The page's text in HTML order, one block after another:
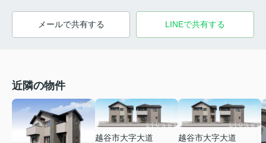
メールで共有する LINEで共有する
近隣の物件
越谷市大字大道
越谷市大字大道